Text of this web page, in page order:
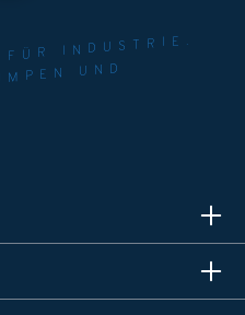
INDUSTRIE.
UND